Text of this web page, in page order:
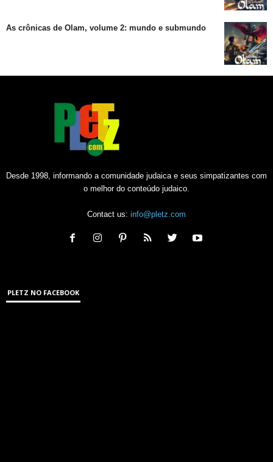
As crônicas de Olam, volume 2: mundo e submundo
Desde 1998, informando a comunidade judaica e seus simpatizantes com
o melhor do conteúdo judaico.
Contact us: info@pletz.com
PLETZ NO FACEBOOK